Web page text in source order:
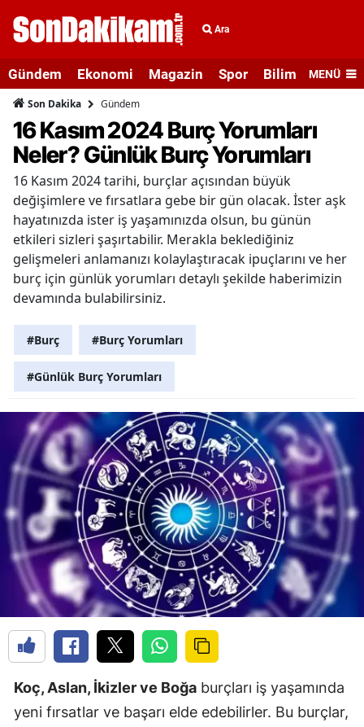
Ara
Gündem Ekonomi Magazin Spor Bilim veMENÜ
Son Dakika Gündem
16 Kasım 2024 Burç Yorumları
Neler? Günlük Burç Yorumları
16 Kasım 2024 tarihi, burçlar açısından büyük
değişimlere ve fırsatlara gebe bir gün olacak. İster aşk
hayatınızda ister iş yaşamınızda olsun, bu günün
etkileri sizleri şaşırtabilir. Merakla beklediğiniz
gelişmeleri anlamanızı kolaylaştıracak ipuçlarını ve her
burç için günlük yorumları detaylı şekilde haberimizin
devamında bulabilirsiniz.
#Burç #Burç Yorumları
#Günlük Burç Yorumları
Koç, Aslan, İkizler ve Boğa burçları iş yaşamında
yeni fırsatlar ve başarı elde edebilirler. Bu burçlar,